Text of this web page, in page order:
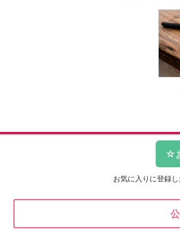
お気に入りに登録